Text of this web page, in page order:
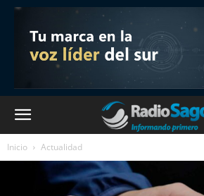
Inicio Actualidad